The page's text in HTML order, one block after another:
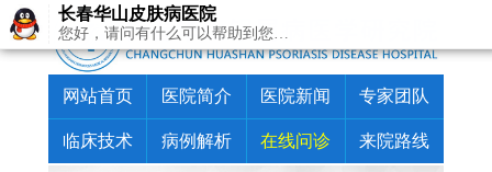
网站首页 医院简介 医院新闻 专家团队
临床技术 病例解析 在线问诊 来院路线
长春华山皮肤病医院
您好，请问有什么可以帮助到您…